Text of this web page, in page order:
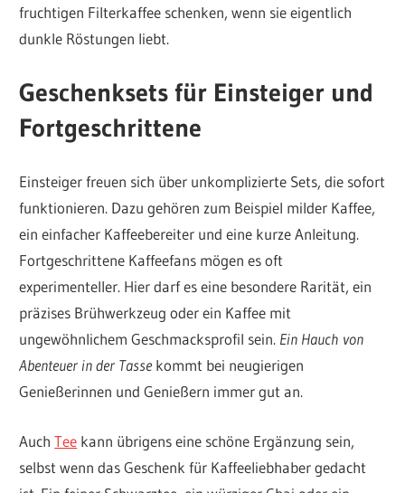
fruchtigen Filterkaffee schenken, wenn sie eigentlich
dunkle Röstungen liebt.
Geschenksets für Einsteiger und
Fortgeschrittene
Einsteiger freuen sich über unkomplizierte Sets, die sofort
funktionieren. Dazu gehören zum Beispiel milder Kaffee,
ein einfacher Kaffeebereiter und eine kurze Anleitung.
Fortgeschrittene Kaffeefans mögen es oft
experimenteller. Hier darf es eine besondere Rarität, ein
präzises Brühwerkzeug oder ein Kaffee mit
ungewöhnlichem Geschmacksprofil sein. Ein Hauch von
Abenteuer in der Tassekommt bei neugierigen
Genießerinnen und Genießern immer gut an.
AuchTee kann übrigens eine schöne Ergänzung sein,
selbst wenn das Geschenk für Kaffeeliebhaber gedacht